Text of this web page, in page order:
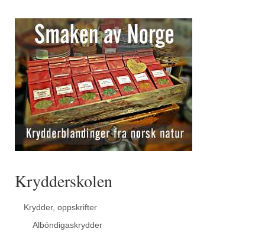
Krydderskolen
Krydder, oppskrifter
Albóndigaskrydder